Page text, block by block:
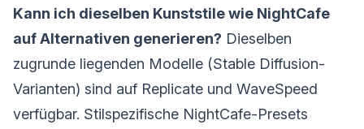
Kann ich dieselben Kunststile wie NightCafe
auf Alternativen generieren? Dieselben
zugrunde liegenden Modelle (Stable Diffusion-
Varianten) sind auf Replicate und WaveSpeed
verfügbar. Stilspezifische NightCafe-Presets